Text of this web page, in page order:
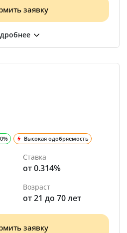
заявку
Высокая одобряемость
Ставка
от 0.314%
Возраст
от 21 до 70 лет
заявку